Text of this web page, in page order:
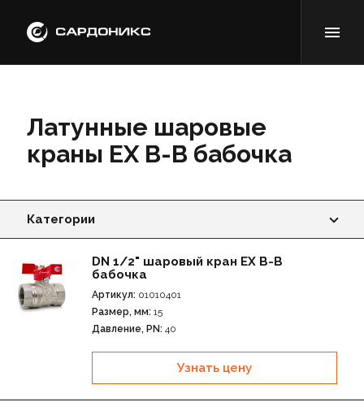
Латунные шаровые
краны EX В-В бабочка
Категории
Латунные шаровые краны EX В-В ручка
Латунные шаровые краны EX В-Н ручка
Латунные шаровые краны EX В-В бабочка
Латунные шаровые краны EX В-Н бабочка
Латунные шаровые краны EX В-Н (амереканка)
DN 1/2" шаровый кран EX В-В
бабочка
Артикул: 01010401
Размер, мм: 15
Давление, PN: 40
Узнать цену